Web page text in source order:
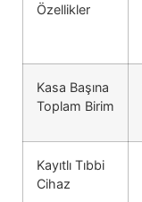
Özellikler
Kasa Başına
Toplam Birim
Kayıtlı Tıbbi
Cihaz